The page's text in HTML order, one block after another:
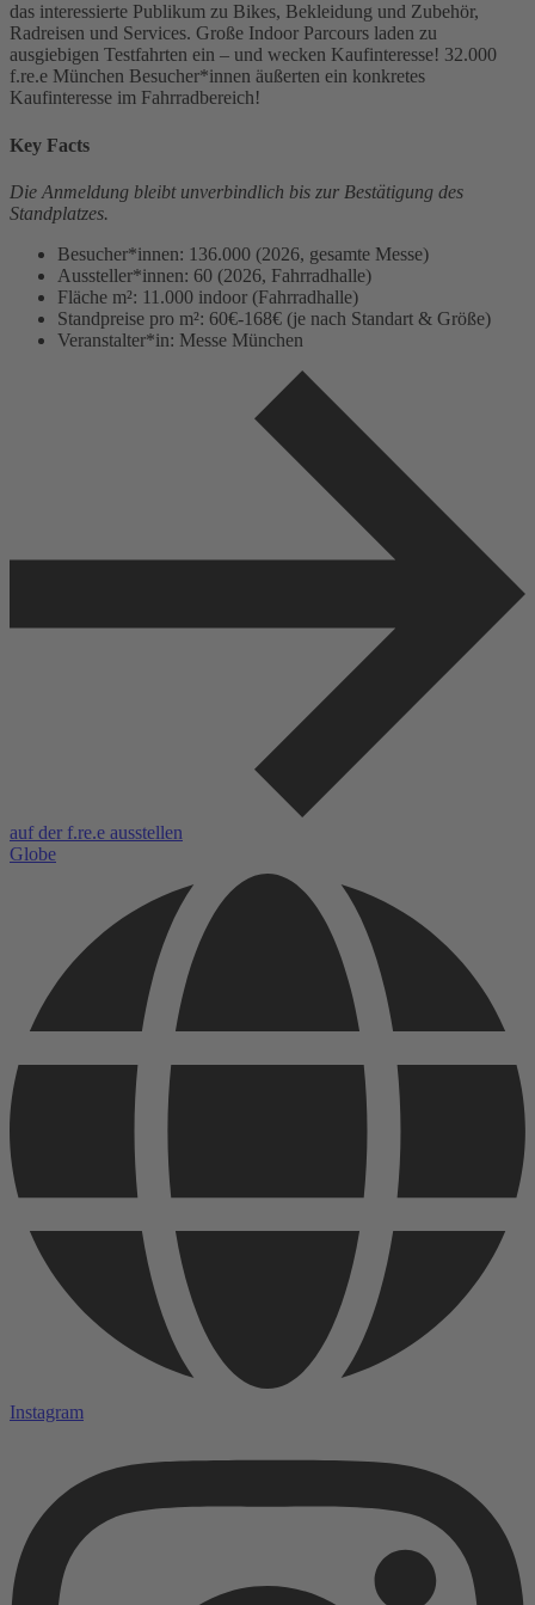
das interessierte Publikum zu Bikes, Bekleidung und Zubehör,
Radreisen und Services. Große Indoor Parcours laden zu
ausgiebigen Testfahrten ein – und wecken Kaufinteresse! 32.000
f.re.e München Besucher*innen äußerten ein konkretes
Kaufinteresse im Fahrradbereich!
Key Facts
Die Anmeldung bleibt unverbindlich bis zur Bestätigung des
Standplatzes.
Besucher*innen: 136.000 (2026, gesamte Messe)
Aussteller*innen: 60 (2026, Fahrradhalle)
Fläche m²: 11.000 indoor (Fahrradhalle)
Standpreise pro m²: 60€-168€ (je nach Standart & Größe)
Veranstalter*in: Messe München
auf der f.re.e ausstellen
Globe
Instagram